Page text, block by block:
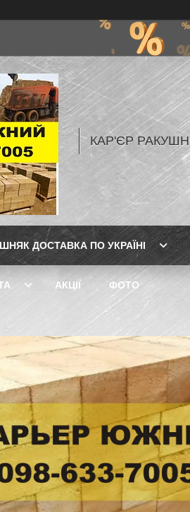
КАР'ЄР
ДОСТАВКА ПО УКРАЇНІ
АКЦІЇ ФОТО